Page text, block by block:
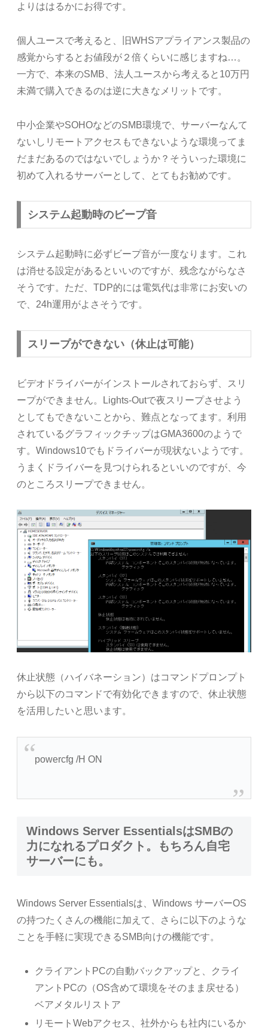
よりははるかにお得です。
個人ユースで考えると、旧WHSアプライアンス製品の
感覚からするとお値段が２倍くらいに感じますね…。
一方で、本来のSMB、法人ユースから考えると10万円
未満で購入できるのは逆に大きなメリットです。
中小企業やSOHOなどのSMB環境で、サーバーなんて
ないしリモートアクセスもできないような環境ってま
だまだあるのではないでしょうか？そういった環境に
初めて入れるサーバーとして、とてもお勧めです。
システム起動時のビープ音
システム起動時に必ずビープ音が一度なります。これ
は消せる設定があるといいのですが、残念ながらなさ
そうです。ただ、TDP的には電気代は非常にお安いの
で、24h運用がよさそうです。
スリープができない（休止は可能）
ビデオドライバーがインストールされておらず、スリ
ープができません。Lights-Outで夜スリープさせよう
としてもできないことから、難点となってます。利用
されているグラフィックチップはGMA3600のようで
す。Windows10でもドライバーが現状ないようです。
うまくドライバーを見つけられるといいのですが、今
のところスリープできません。
休止状態（ハイバネーション）はコマンドプロンプト
から以下のコマンドで有効化できますので、休止状態
を活用したいと思います。
powercfg /H ON
Windows Server EssentialsはSMBの
力になれるプロダクト。もちろん自宅
サーバーにも。
Windows Server Essentialsは、Windows サーバーOS
の持つたくさんの機能に加えて、さらに以下のような
ことを手軽に実現できるSMB向けの機能です。
クライアントPCの自動バックアップと、クライ
アントPCの（OS含めて環境をそのまま戻せる）
ベアメタルリストア
リモートWebアクセス、社外からも社内にいるか